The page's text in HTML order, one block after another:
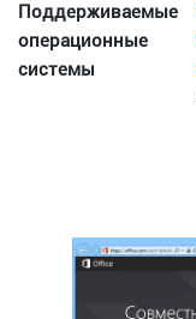
Поддерживаемые
операционные
системы